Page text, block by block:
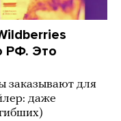
РФ. Это
заказывают для
даже